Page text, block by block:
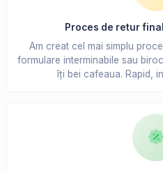
Proces de retur
Am creat cel mai simplu
formulare interminabile sau
îți bei cafeaua. Rapid,